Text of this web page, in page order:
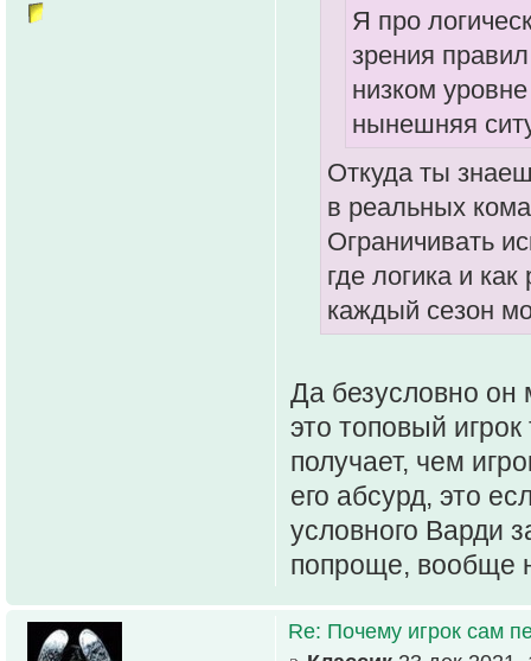
Я про
зрения
низком
нынешняя
Откуда ты
в реальных
Ограничивать
где логика и
каждый сезон
Да безусловно он
это топовый
получает, чем
его абсурд, это
условного Варди
попроще, вообще
Re: Почему игрок сам